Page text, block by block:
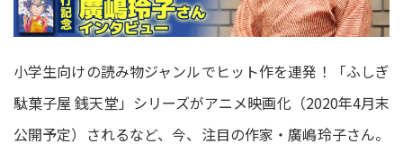
小学生向けの読み物ジャンルでヒット作を連発！「ふしぎ
駄菓子屋 銭天堂」シリーズがアニメ映画化（2020年4月末
公開予定）されるなど、今、注目の作家・廣嶋玲子さん。